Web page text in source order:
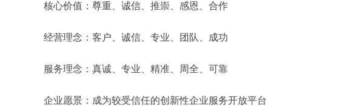
核心价值：尊重、诚信、推崇、感恩、合作
经营理念：客户、诚信、专业、团队、成功
服务理念：真诚、专业、精准、周全、可靠
企业愿景：成为较受信任的创新性企业服务开放平台